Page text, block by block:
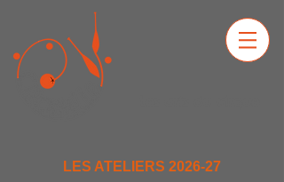
LES ATELIERS 2026-27